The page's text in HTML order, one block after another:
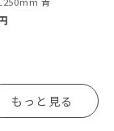
もっと見る